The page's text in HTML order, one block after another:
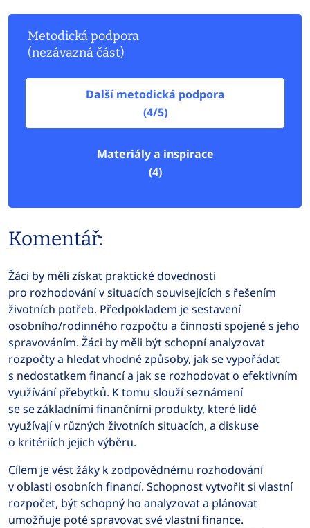
Metodická podpora
(nezávazná část)
Další metodická podpora
(4/5)
Materiály a inspirace
(4)
Komentář:
Žáci by měli získat praktické dovednosti
pro rozhodování v situacích souvisejících s řešením
životních potřeb. Předpokladem je sestavení
osobního/rodinného rozpočtu a činnosti spojené s jeho
spravováním. Žáci by měli být schopní analyzovat
rozpočty a hledat vhodné způsoby, jak se vypořádat
s nedostatkem financí a jak se rozhodovat o efektivním
využívání přebytků. K tomu slouží seznámení
se se základními finančními produkty, které lidé
využívají v různých životních situacích, a diskuse
o kritériích jejich výběru.
Cílem je vést žáky k zodpovědnému rozhodování
v oblasti osobních financí. Schopnost vytvořit si vlastní
rozpočet, být schopný ho analyzovat a plánovat
umožňuje poté spravovat své vlastní finance.